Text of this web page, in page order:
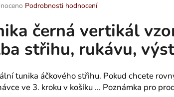
Podrobnosti hodnocení
černá vertikál
střihu, rukávu,
tunika áčkového střihu. Pokud chcete
ve 3. kroku v košíku ... Poznámka pro